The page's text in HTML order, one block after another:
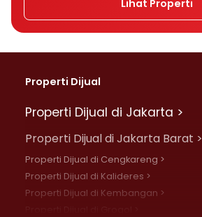
Lihat Properti
Properti Dijual
Properti Dijual di Jakarta >
Properti Dijual di Jakarta Barat >
Properti Dijual di Cengkareng >
Properti Dijual di Kalideres >
Properti Dijual di Kembangan >